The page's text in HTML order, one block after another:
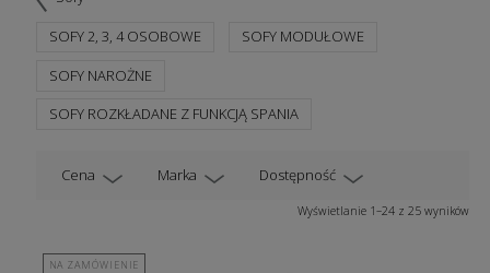
SOFY 2, 3, 4 OSOBOWE
SOFY MODUŁOWE
SOFY NAROŻNE
SOFY ROZKŁADANE Z FUNKCJĄ SPANIA
Cena Marka Dostępność
Wyświetlanie 1–24 z 25 wyników
NA ZAMÓWIENIE